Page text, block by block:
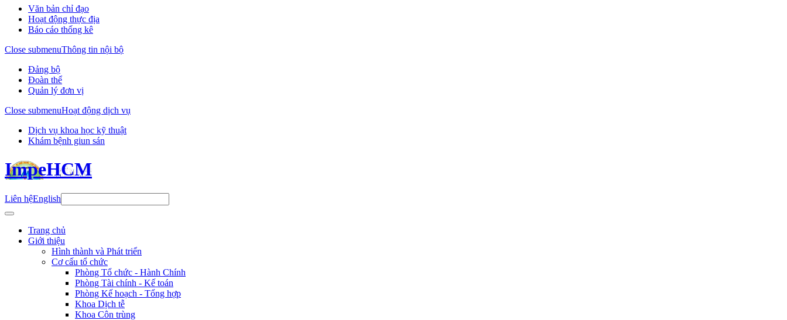
Văn bản chỉ đạo
Hoạt động thực địa
Báo cáo thống kê
Close submenuThông tin nội bộ
Đảng bộ
Đoàn thể
Quản lý đơn vị
Close submenuHoạt động dịch vụ
Dịch vụ khoa học kỹ thuật
Khám bệnh giun sán
ImpeHCM
Liên hệEnglish
Trang chủ
Giới thiệu
Hình thành và Phát triển
Cơ cấu tổ chức
Phòng Tổ chức - Hành Chính
Phòng Tài chính - Kế toán
Phòng Kế hoạch - Tổng hợp
Khoa Dịch tễ
Khoa Côn trùng